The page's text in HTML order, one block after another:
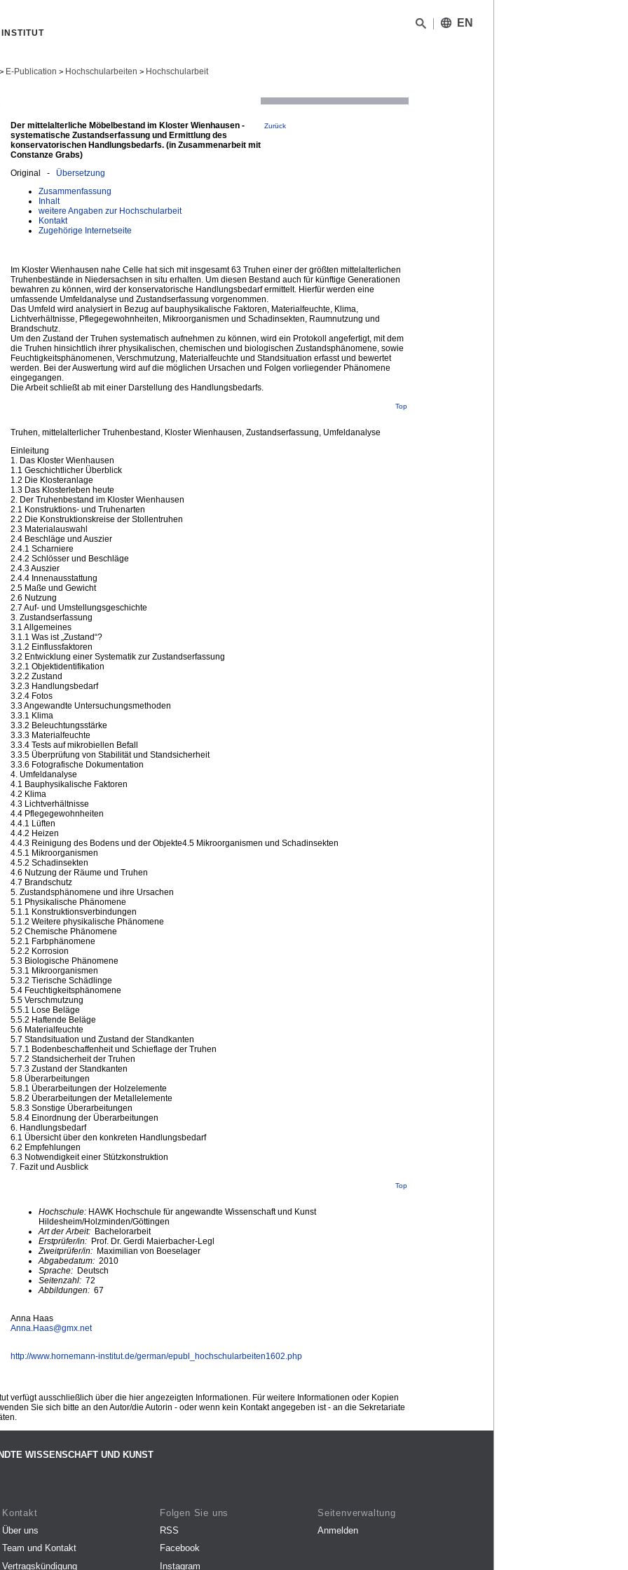
EN
> E-Publication > Hochschularbeiten > Hochschularbeit
Der mittelalterliche Möbelbestand im Kloster Wienhausen -
systematische Zustandserfassung und Ermittlung des
konservatorischen Handlungsbedarfs. (in Zusammenarbeit mit
Constanze Grabs)
Zurück
Original - Übersetzung
Zusammenfassung
Inhalt
weitere Angaben zur Hochschularbeit
Kontakt
Zugehörige Internetseite
Im Kloster Wienhausen nahe Celle hat sich mit insgesamt 63 Truhen einer der größten mittelalterlichen
Truhenbestände in Niedersachsen in situ erhalten. Um diesen Bestand auch für künftige Generationen
bewahren zu können, wird der konservatorische Handlungsbedarf ermittelt. Hierfür werden eine
umfassende Umfeldanalyse und Zustandserfassung vorgenommen.
Das Umfeld wird analysiert in Bezug auf bauphysikalische Faktoren, Materialfeuchte, Klima,
Lichtverhältnisse, Pflegegewohnheiten, Mikroorganismen und Schadinsekten, Raumnutzung und
Brandschutz.
Um den Zustand der Truhen systematisch aufnehmen zu können, wird ein Protokoll angefertigt, mit dem
die Truhen hinsichtlich ihrer physikalischen, chemischen und biologischen Zustandsphänomene, sowie
Feuchtigkeitsphänomenen, Verschmutzung, Materialfeuchte und Standsituation erfasst und bewertet
werden. Bei der Auswertung wird auf die möglichen Ursachen und Folgen vorliegender Phänomene
eingegangen.
Die Arbeit schließt ab mit einer Darstellung des Handlungsbedarfs.
Top
Truhen, mittelalterlicher Truhenbestand, Kloster Wienhausen, Zustandserfassung, Umfeldanalyse
Einleitung
1. Das Kloster Wienhausen
1.1 Geschichtlicher Überblick
1.2 Die Klosteranlage
1.3 Das Klosterleben heute
2. Der Truhenbestand im Kloster Wienhausen
2.1 Konstruktions- und Truhenarten
2.2 Die Konstruktionskreise der Stollentruhen
2.3 Materialauswahl
2.4 Beschläge und Auszier
2.4.1 Scharniere
2.4.2 Schlösser und Beschläge
2.4.3 Auszier
2.4.4 Innenausstattung
2.5 Maße und Gewicht
2.6 Nutzung
2.7 Auf- und Umstellungsgeschichte
3. Zustandserfassung
3.1 Allgemeines
3.1.1 Was ist „Zustand“?
3.1.2 Einflussfaktoren
3.2 Entwicklung einer Systematik zur Zustandserfassung
3.2.1 Objektidentifikation
3.2.2 Zustand
3.2.3 Handlungsbedarf
3.2.4 Fotos
3.3 Angewandte Untersuchungsmethoden
3.3.1 Klima
3.3.2 Beleuchtungsstärke
3.3.3 Materialfeuchte
3.3.4 Tests auf mikrobiellen Befall
3.3.5 Überprüfung von Stabilität und Standsicherheit
3.3.6 Fotografische Dokumentation
4. Umfeldanalyse
4.1 Bauphysikalische Faktoren
4.2 Klima
4.3 Lichtverhältnisse
4.4 Pflegegewohnheiten
4.4.1 Lüften
4.4.2 Heizen
4.4.3 Reinigung des Bodens und der Objekte4.5 Mikroorganismen und Schadinsekten
4.5.1 Mikroorganismen
4.5.2 Schadinsekten
4.6 Nutzung der Räume und Truhen
4.7 Brandschutz
5. Zustandsphänomene und ihre Ursachen
5.1 Physikalische Phänomene
5.1.1 Konstruktionsverbindungen
5.1.2 Weitere physikalische Phänomene
5.2 Chemische Phänomene
5.2.1 Farbphänomene
5.2.2 Korrosion
5.3 Biologische Phänomene
5.3.1 Mikroorganismen
5.3.2 Tierische Schädlinge
5.4 Feuchtigkeitsphänomene
5.5 Verschmutzung
5.5.1 Lose Beläge
5.5.2 Haftende Beläge
5.6 Materialfeuchte
5.7 Standsituation und Zustand der Standkanten
5.7.1 Bodenbeschaffenheit und Schieflage der Truhen
5.7.2 Standsicherheit der Truhen
5.7.3 Zustand der Standkanten
5.8 Überarbeitungen
5.8.1 Überarbeitungen der Holzelemente
5.8.2 Überarbeitungen der Metallelemente
5.8.3 Sonstige Überarbeitungen
5.8.4 Einordnung der Überarbeitungen
6. Handlungsbedarf
6.1 Übersicht über den konkreten Handlungsbedarf
6.2 Empfehlungen
6.3 Notwendigkeit einer Stützkonstruktion
7. Fazit und Ausblick
Top
Hochschule: HAWK Hochschule für angewandte Wissenschaft und Kunst
Hildesheim/Holzminden/Göttingen
Art der Arbeit: Bachelorarbeit
Erstprüfer/in: Prof. Dr. Gerdi Maierbacher-Legl
Zweitprüfer/in: Maximilian von Boeselager
Abgabedatum: 2010
Sprache: Deutsch
Seitenzahl: 72
Abbildungen: 67
Anna Haas
Anna.Haas@gmx.net
http://www.hornemann-institut.de/german/epubl_hochschularbeiten1602.php
verfügt ausschließlich über die hier angezeigten Informationen. Für weitere Informationen oder Kopien
Sie sich bitte an den Autor/die Autorin - oder wenn kein Kontakt angegeben ist - an die Sekretariate
WISSENSCHAFT UND KUNST
Kontakt
Über uns
Team und Kontakt
Vertragskündigung
Folgen Sie uns
RSS
Facebook
Instagram
Seitenverwaltung
Anmelden